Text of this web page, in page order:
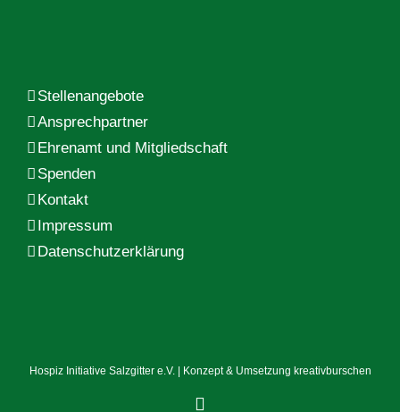
Stellenangebote
Ansprechpartner
Ehrenamt und Mitgliedschaft
Spenden
Kontakt
Impressum
Datenschutzerklärung
Hospiz Initiative Salzgitter e.V. | Konzept & Umsetzung kreativburschen